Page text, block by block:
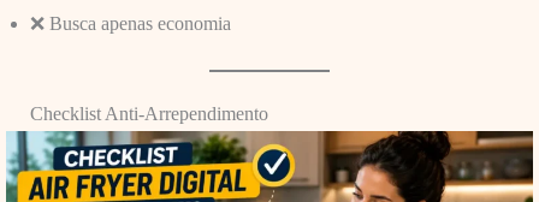
❌ Busca apenas economia
Checklist Anti-Arrependimento